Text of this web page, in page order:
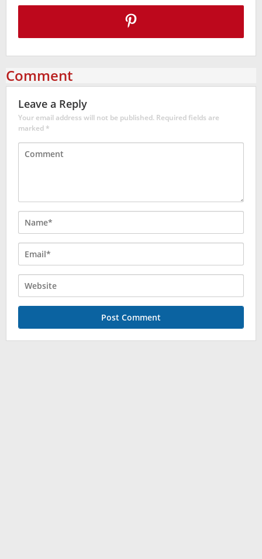
Comment
Leave a Reply
Your email address will not be published. Required fields are
marked*